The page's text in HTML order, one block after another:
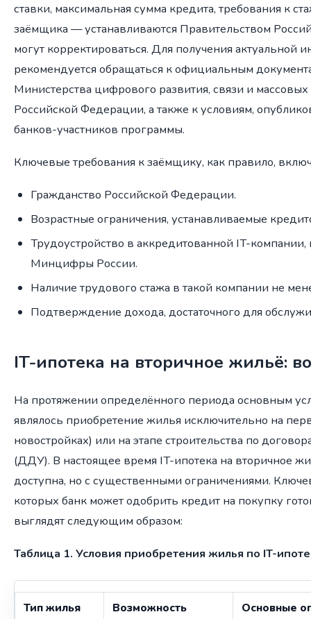
ставки, максимальная сумма кредита, требования к
заёмщика — устанавливаются Правительством
могут корректироваться. Для получения актуальной
рекомендуется обращаться к официальным
Министерства цифрового развития, связи и
Российской Федерации, а также к условиям,
банков-участников программы.
Ключевые требования к заёмщику, как правило,
Гражданство Российской Федерации.
Возрастные ограничения, устанавливаемые
Трудоустройство в аккредитованной IT-
Минцифры России.
Наличие трудового стажа в такой компании не
Подтверждение дохода, достаточного для
IT-ипотека на вторичное жильё:
На протяжении определённого периода основным
являлось приобретение жилья исключительно на
новостройках) или на этапе строительства по
(ДДУ). В настоящее время IT-ипотека на вторичное
доступна, но с существенными ограничениями.
которых банк может одобрить кредит на покупку
выглядят следующим образом:
Таблица 1. Условия приобретения жилья по IT-
Тип жилья
Возможность
Основные